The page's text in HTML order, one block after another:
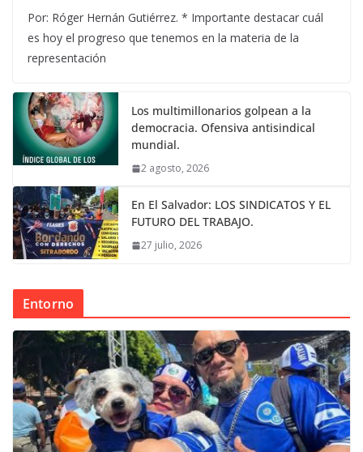
Por: Róger Hernán Gutiérrez. * Importante destacar cuál
es hoy el progreso que tenemos en la materia de la
representación
Los multimillonarios golpean a la
democracia. Ofensiva antisindical
mundial.
2 agosto, 2026
En El Salvador: LOS SINDICATOS Y EL
FUTURO DEL TRABAJO.
27 julio, 2026
Entorno